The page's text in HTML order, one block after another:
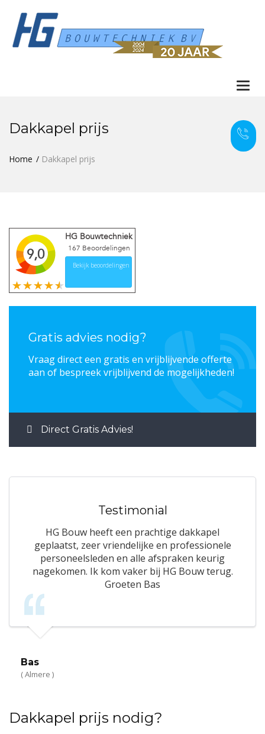
Dakkapel prijs
Home Dakkapel prijs
9,0
HG Bouwtechniek
167 Beoordelingen
Bekijk beoordelingen
Gratis advies nodig?
Vraag direct een gratis en vrijblijvende offerte
aan of bespreek vrijblijvend de mogelijkheden!
Direct Gratis Advies!
Testimonial
HG Bouw heeft een prachtige dakkapel
geplaatst, zeer vriendelijke en professionele
personeelsleden en alle afspraken keurig
nagekomen. Ik kom vaker bij HG Bouw terug.
Groeten Bas
Bas
( Almere )
Dakkapel prijs nodig?